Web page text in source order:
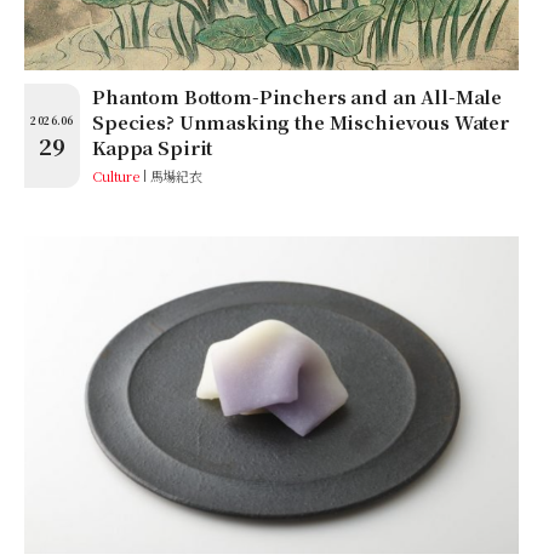
2026.06
29
Phantom Bottom-Pinchers and an All-Male
Species? Unmasking the Mischievous Water
Kappa Spirit
Culture 馬場紀衣